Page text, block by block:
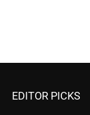
EDITOR PICKS